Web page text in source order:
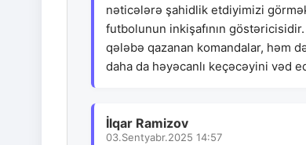
nəticələrə şahidlik etdiyimizi
futbolunun inkişafının
qələbə qazanan komandalar, həm
daha da həyəcanlı keçəcəyini vəd
İlqar Ramizov
03.Sentyabr.2025 14:57